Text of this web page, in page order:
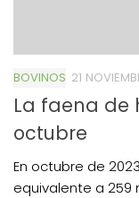
BOVINOS 21
La faena de
octubre
En octubre de
equivalente a 259